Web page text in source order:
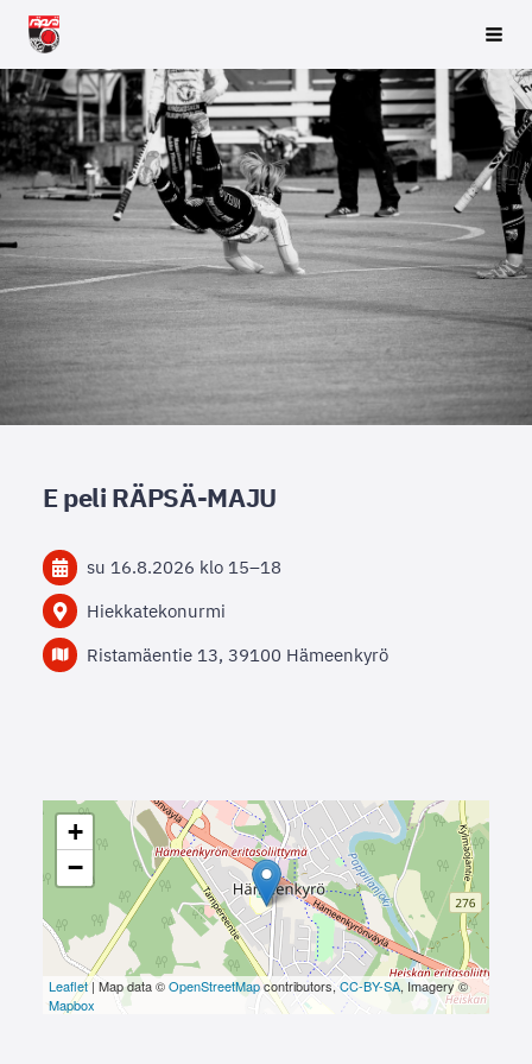
Siirry
sivun
sisältöön
Räpsä ry
E peli RÄPSÄ-MAJU
su 16.8.2026 klo 15–18
Hiekkatekonurmi
Ristamäentie 13, 39100 Hämeenkyrö
+
−
Leaflet| Map data ©OpenStreetMapcontributors,CC-BY-SA, Imagery ©
Mapbox